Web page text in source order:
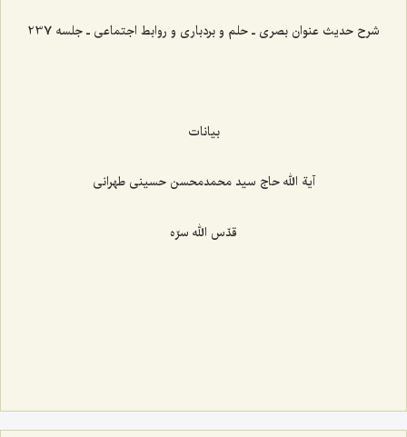
شرح حدیث عنوان بصری ـ حلم و بردباری و روابط اجتماعی ـ جلسه 237
بیانات
آیة الله حاج سید محمدمحسن حسینی طهرانی
قدّس الله سرّه